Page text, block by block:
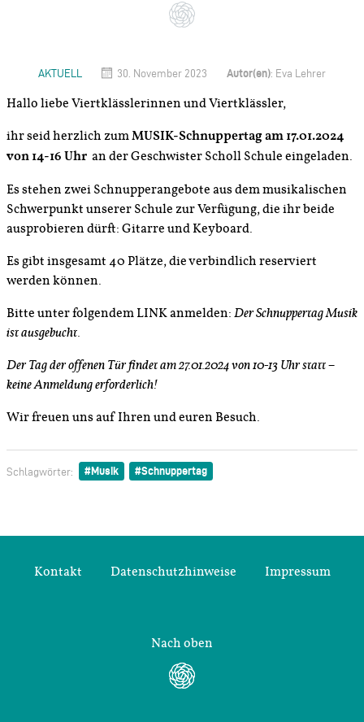
AKTUELL 30. November 2023 Autor(en): Eva Lehrer
Hallo liebe Viertklässlerinnen und Viertklässler,
ihr seid herzlich zumMUSIK-Schnuppertag am 17.01.2024
von 14-16 Uhr an der Geschwister Scholl Schule eingeladen.
Es stehen zwei Schnupperangebote aus dem musikalischen
Schwerpunkt unserer Schule zur Verfügung, die ihr beide
ausprobieren dürft: Gitarre und Keyboard.
Es gibt insgesamt 40 Plätze, die verbindlich reserviert
werden können.
Bitte unter folgendem LINK anmelden: Der Schnuppertag Musik
ist ausgebucht.
Der Tag der offenen Tür findet am 27.01.2024 von 10-13 Uhr statt –
keine Anmeldung erforderlich!
Wir freuen uns auf Ihren und euren Besuch.
Schlagwörter: Musik Schnuppertag
Kontakt Datenschutzhinweise Impressum
Nach oben